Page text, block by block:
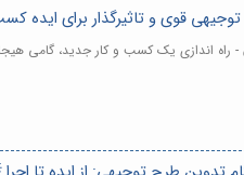
قوی و تاثیرگذار برای ایده
راه اندازی یک کسب و کار جدید، گامی